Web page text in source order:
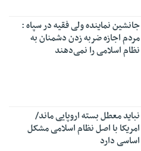
جانشین نماینده ولی فقیه در سپاه :
مردم اجازه ضربه زدن دشمنان به
نظام اسلامی را نمی‌دهند‌
نباید معطل بسته اروپایی ماند/
امریکا با اصل نظام اسلامی مشکل
اساسی دارد